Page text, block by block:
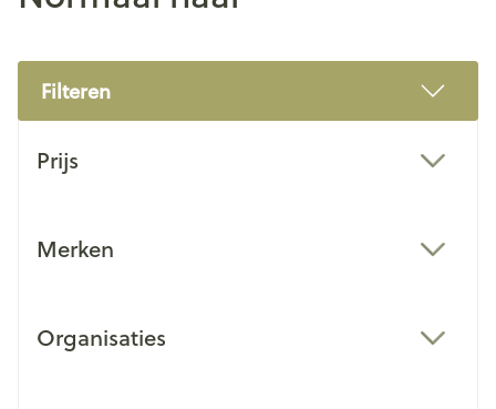
Filteren
Prijs
Merken
Organisaties